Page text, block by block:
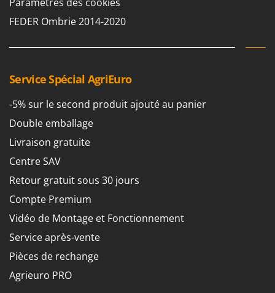
FEDER Ombrie 2014-2020
Service Spécial AgriEuro
-5% sur le second produit ajouté au panier
Double emballage
Livraison gratuite
Centre SAV
Retour gratuit sous 30 jours
Compte Premium
Vidéo de Montage et Fonctionnement
Service après-vente
Pièces de rechange
Agrieuro PRO